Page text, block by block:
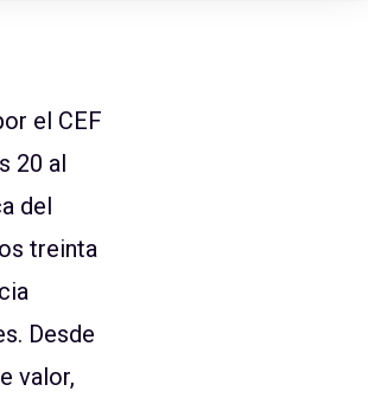
el CEF
20 al
del
treinta
Desde
valor,